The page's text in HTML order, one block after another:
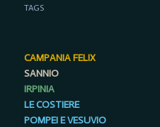
TAGS
CAMPANIA FELIX
SANNIO
IRPINIA
LE COSTIERE
POMPEI E VESUVIO